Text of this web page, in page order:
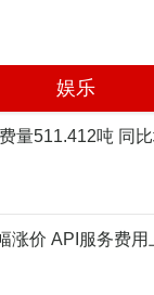
娱乐
量511.412吨 同
涨价 API服务费用